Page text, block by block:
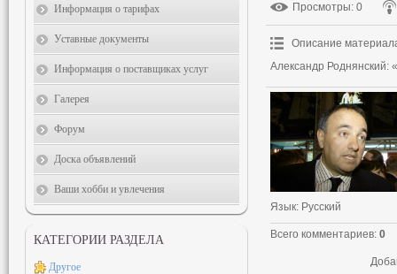
Просмотры: 0
Описание
Александр
Язык: Русский
Всего комментариев: 0
Информация о тарифах
Уставные документы
Информация о поставщиках услуг
Галерея
Форум
Доска объявлений
Ваши хобби и увлечения
КАТЕГОРИИ РАЗДЕЛА
Другое